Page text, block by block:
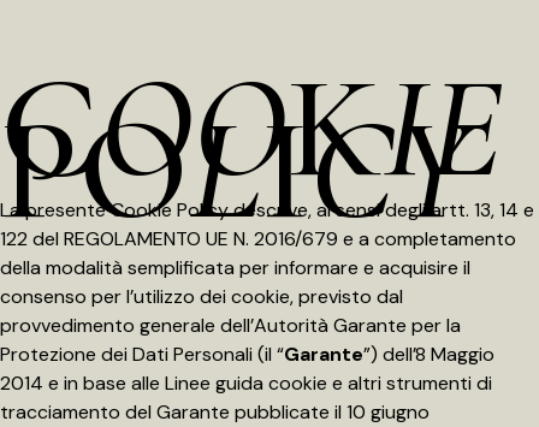
COOKIE
POLICY
La presente Cookie Policy descrive, ai sensi degli artt. 13, 14 e
122 del REGOLAMENTO UE N. 2016/679 e a completamento
della modalità semplificata per informare e acquisire il
consenso per l’utilizzo dei cookie, previsto dal
provvedimento generale dell’Autorità Garante per la
Protezione dei Dati Personali (il “Garante”) dell’8 Maggio
2014 e in base alle Linee guida cookie e altri strumenti di
tracciamento del Garante pubblicate il 10 giugno